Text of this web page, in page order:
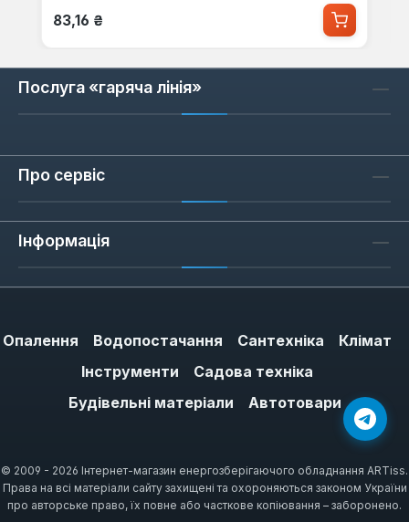
Звичайна ціна:
83,16 ₴
Послуга «гаряча лінія»
Про сервіс
Інформація
Опалення Водопостачання Сантехніка
Клімат
Інструменти
Садова техніка
Будівельні матеріали
Автотовари
© 2009 - 2026 Інтернет-магазин енергозберігаючого обладнання ARTiss.
Права на всі матеріали сайту захищені та охороняються законом України
про авторське право, їх повне або часткове копіювання – заборонено.